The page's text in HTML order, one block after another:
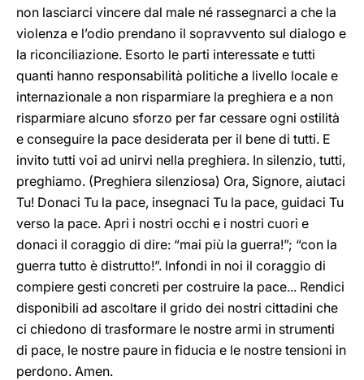
non lasciarci vincere dal male né rassegnarci a che la
violenza e l’odio prendano il sopravvento sul dialogo e
la riconciliazione. Esorto le parti interessate e tutti
quanti hanno responsabilità politiche a livello locale e
internazionale a non risparmiare la preghiera e a non
risparmiare alcuno sforzo per far cessare ogni ostilità
e conseguire la pace desiderata per il bene di tutti. E
invito tutti voi ad unirvi nella preghiera. In silenzio, tutti,
preghiamo. (Preghiera silenziosa) Ora, Signore, aiutaci
Tu! Donaci Tu la pace, insegnaci Tu la pace, guidaci Tu
verso la pace. Apri i nostri occhi e i nostri cuori e
donaci il coraggio di dire: “mai più la guerra!”; “con la
guerra tutto è distrutto!”. Infondi in noi il coraggio di
compiere gesti concreti per costruire la pace... Rendici
disponibili ad ascoltare il grido dei nostri cittadini che
ci chiedono di trasformare le nostre armi in strumenti
di pace, le nostre paure in fiducia e le nostre tensioni in
perdono. Amen.